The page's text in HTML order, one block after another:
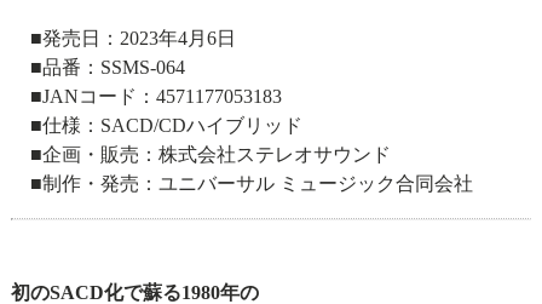
■発売日：2023年4月6日
■品番：SSMS-064
■JANコード：4571177053183
■仕様：SACD/CDハイブリッド
■企画・販売：株式会社ステレオサウンド
■制作・発売：ユニバーサル ミュージック合同会社
初のSACD化で蘇る1980年の